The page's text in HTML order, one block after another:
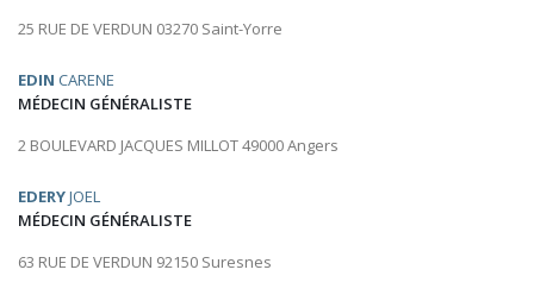
25 RUE DE VERDUN 03270 Saint-Yorre
EDIN CARENE
MÉDECIN GÉNÉRALISTE
2 BOULEVARD JACQUES MILLOT 49000 Angers
EDERYJOEL
MÉDECIN GÉNÉRALISTE
63 RUE DE VERDUN 92150 Suresnes